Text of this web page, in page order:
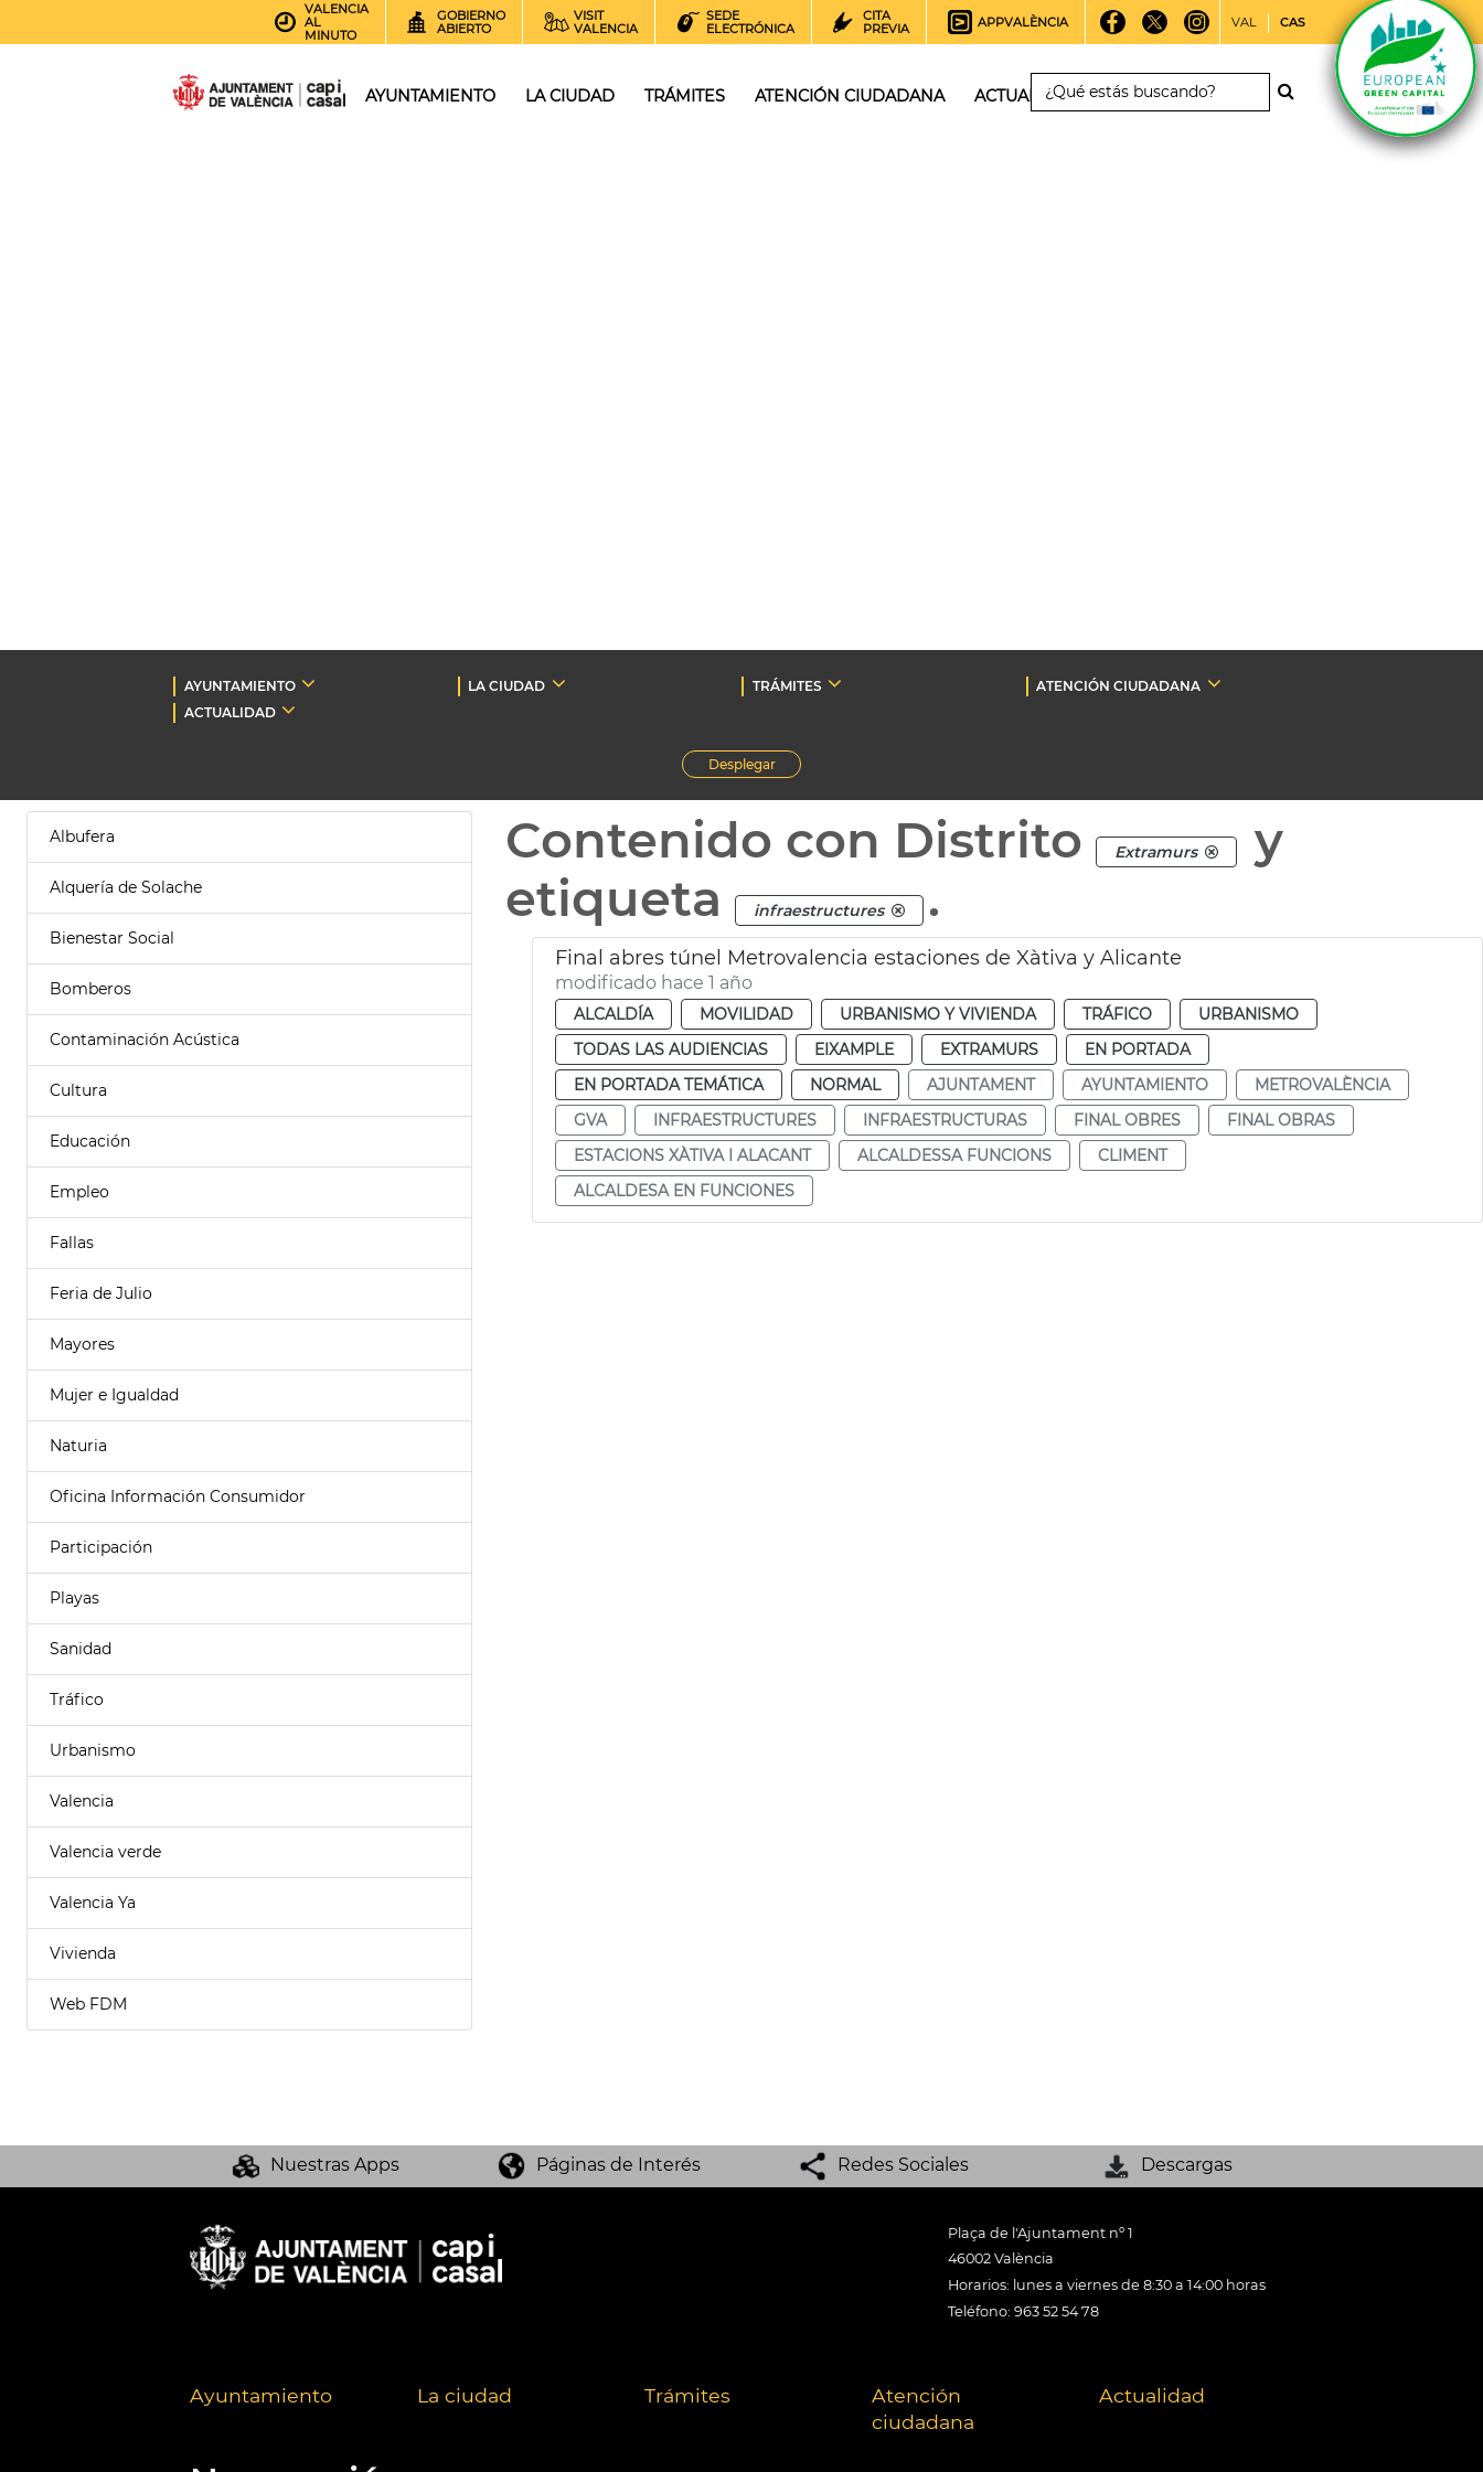
VALENCIA
AL
MINUTO
GOBIERNO
ABIERTO
VISIT
VALENCIA
SEDE
ELECTRÓNICA
CITA
PREVIA
APPVALÈNCIA VAL CAS
AYUNTAMIENTO LA CIUDAD TRÁMITES ATENCIÓN CIUDADANA ACTUALIDAD
AYUNTAMIENTO LA CIUDAD TRÁMITES
ATENCIÓN CIUDADANA
ACTUALIDAD
Desplegar
Albufera
Alquería de Solache
Bienestar Social
Bomberos
Contaminación Acústica
Cultura
Educación
Empleo
Fallas
Feria de Julio
Mayores
Mujer e Igualdad
Naturia
Oficina Información Consumidor
Participación
Playas
Sanidad
Tráfico
Urbanismo
Valencia
Valencia verde
Valencia Ya
Vivienda
Web FDM
Contenido con Distrito Extramurs
y
etiqueta
infraestructures .
Final abres túnel Metrovalencia estaciones de Xàtiva y Alicante
modificado hace 1 año
ALCALDÍA MOVILIDAD URBANISMO Y VIVIENDA TRÁFICO
URBANISMO
TODAS LAS AUDIENCIAS
EIXAMPLE EXTRAMURS
EN PORTADA
EN PORTADA TEMÁTICA
NORMAL AJUNTAMENT AYUNTAMIENTO
METROVALÈNCIA
GVA
INFRAESTRUCTURES INFRAESTRUCTURAS FINAL OBRES
FINAL OBRAS
ESTACIONS XÀTIVA I ALACANT
ALCALDESSA FUNCIONS
CLIMENT
ALCALDESA EN FUNCIONES
Nuestras Apps Páginas de Interés Redes Sociales Descargas
Plaça de l'Ajuntament nº 1
46002 València
Horarios: lunes a viernes de 8:30 a 14:00 horas
Teléfono: 963 52 54 78
Ayuntamiento La ciudad Trámites
Atención
ciudadana
Actualidad